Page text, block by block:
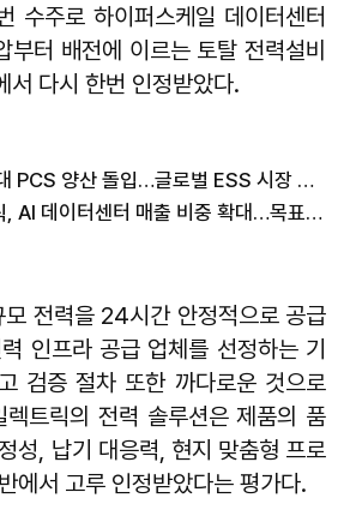
수주로 하이퍼스케일 데이터센터
부터 배전에 이르는 토탈 전력설비
서 다시 한번 인정받았다.
LS일렉트릭, 차세대 PCS 양산 돌입…글로벌 ESS 시장 주도권 강화
SK證 "LS일렉트릭, AI 데이터센터 매출 비중 확대…목표가 31만원↑"
모 전력을 24시간 안정적으로 공급
인프라 공급 업체를 선정하는 기
검증 절차 또한 까다로운 것으로
트릭의 전력 솔루션은 제품의 품
성, 납기 대응력, 현지 맞춤형 프로
에서 고루 인정받았다는 평가다.